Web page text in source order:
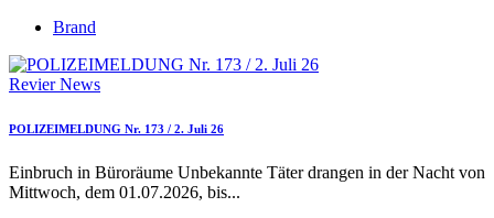
Brand
Revier News
POLIZEIMELDUNG Nr. 173 / 2. Juli 26
Einbruch in Büroräume Unbekannte Täter drangen in der Nacht von
Mittwoch, dem 01.07.2026, bis...